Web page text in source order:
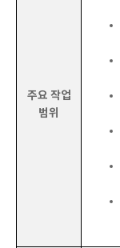
주요 작업
범위